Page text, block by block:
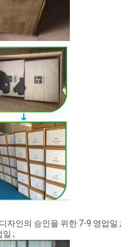
자인의 승인을 위한 7-9 영업일 ;
일 ;